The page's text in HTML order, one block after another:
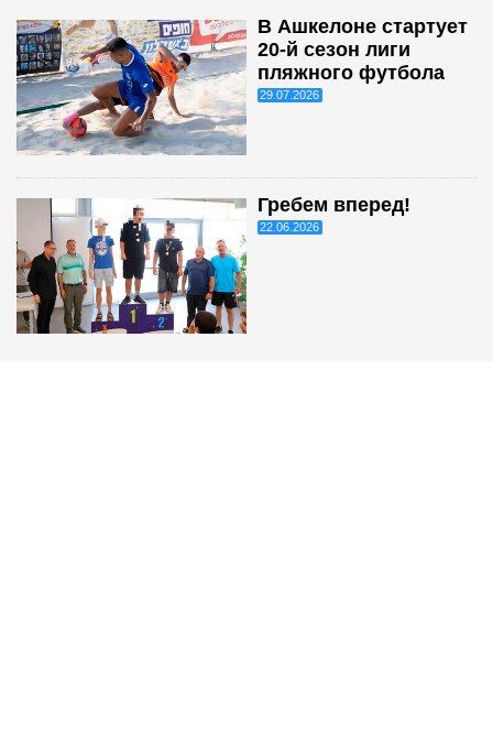
В Ашкелоне стартует
20-й сезон лиги
пляжного футбола
29.07.2026
Гребем вперед!
22.06.2026